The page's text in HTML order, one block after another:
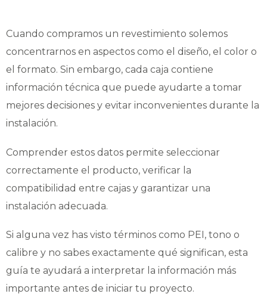
Cuando compramos un revestimiento solemos
concentrarnos en aspectos como el diseño, el color o
el formato. Sin embargo, cada caja contiene
información técnica que puede ayudarte a tomar
mejores decisiones y evitar inconvenientes durante la
instalación.
Comprender estos datos permite seleccionar
correctamente el producto, verificar la
compatibilidad entre cajas y garantizar una
instalación adecuada.
Si alguna vez has visto términos como PEI, tono o
calibre y no sabes exactamente qué significan, esta
guía te ayudará a interpretar la información más
importante antes de iniciar tu proyecto.